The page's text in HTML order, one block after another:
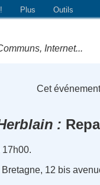
Plus Outils
Internet...
Cet
17h00.
12 bis